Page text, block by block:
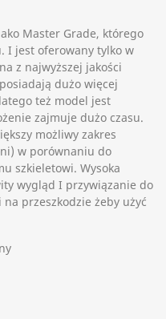
Master Grade, którego
I jest oferowany tylko w
z najwyższej jakości
dużo więcej
też model jest
zajmuje dużo czasu.
możliwy zakres
w porównaniu do
szkieletowi. Wysoka
wygląd I przywiązanie do
przeszkodzie żeby użyć